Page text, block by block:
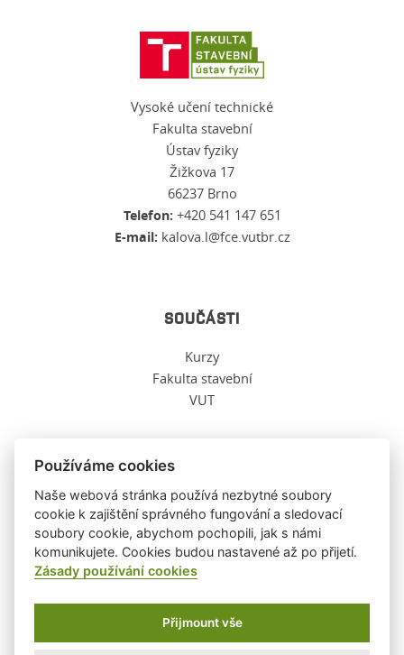
Vysoké učení technické
Fakulta stavební
Ústav fyziky
Žižkova 17
66237 Brno
Telefon: +420 541 147 651
E-mail: kalova.l@fce.vutbr.cz
SOUČÁSTI
Kurzy
Fakulta stavební
VUT
O TĚCHTO WWW
Ochrana osobních údajů
O těchto stránkách
Informace o cookies
Ústav fyziky, FAST, VUT ©2026|WebDesign and System ©
Používáme cookies
Naše webová stránka používá nezbytné soubory
cookie k zajištění správného fungování a sledovací
soubory cookie, abychom pochopili, jak s námi
komunikujete. Cookies budou nastavené až po přijetí.
Zásady používání cookies
Přijmount vše